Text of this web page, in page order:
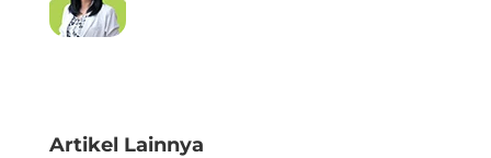
Artikel Lainnya